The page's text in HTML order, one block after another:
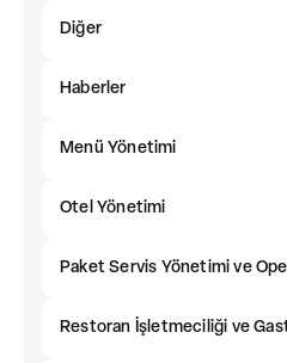
Diğer
Haberler
Menü Yönetimi
Otel Yönetimi
Paket Servis Yönetimi ve
Restoran İşletmeciliği ve